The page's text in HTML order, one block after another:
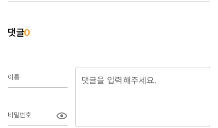
댓글0
이름
비밀번호